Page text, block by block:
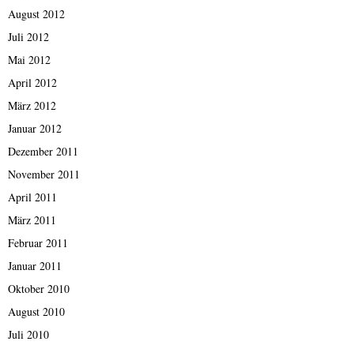
August 2012
Juli 2012
Mai 2012
April 2012
März 2012
Januar 2012
Dezember 2011
November 2011
April 2011
März 2011
Februar 2011
Januar 2011
Oktober 2010
August 2010
Juli 2010